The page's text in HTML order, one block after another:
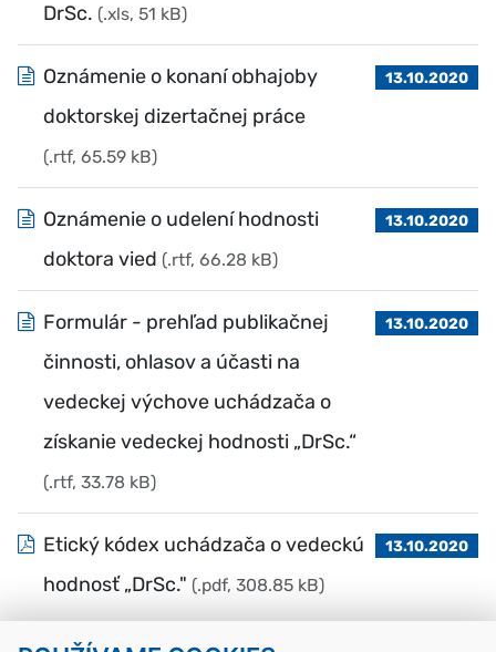
DrSc. (.xls, 51 kB)
Oznámenie o konaní obhajoby
doktorskej dizertačnej práce
(.rtf, 65.59 kB)
13.10.2020
Oznámenie o udelení hodnosti
doktora vied (.rtf, 66.28 kB)
13.10.2020
Formulár - prehľad publikačnej
činnosti, ohlasov a účasti na
vedeckej výchove uchádzača o
získanie vedeckej hodnosti „DrSc.“
(.rtf, 33.78 kB)
13.10.2020
Etický kódex uchádzača o vedeckú
hodnosť „DrSc." (.pdf, 308.85 kB)
13.10.2020